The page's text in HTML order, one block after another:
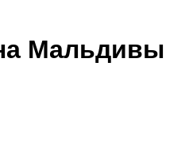
Мальдивы